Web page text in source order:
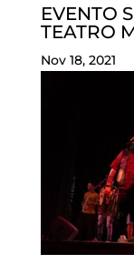
EVENTO
TEATRO
Nov 18, 2021